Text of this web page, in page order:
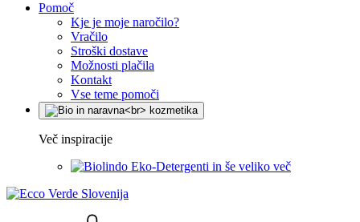
Pomoč
Kje je moje naročilo?
Vračilo
Stroški dostave
Možnosti plačila
Kontakt
Vse teme pomoči
Več inspiracije
Eko-Detergenti in še veliko več